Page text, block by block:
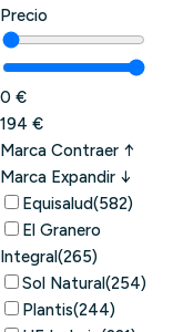
Precio
0 €
194 €
Marca Contraer ↑
Marca Expandir ↓
Equisalud(582)
El Granero
Integral(265)
Sol Natural(254)
Plantis(244)